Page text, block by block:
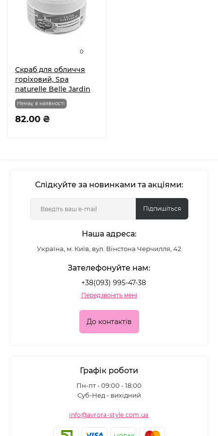
0
Скраб для обличчя
горіховий, Spa
naturelle Belle Jardin
82.00 ₴
Немає в наявності
Слідкуйте за новинками та акціями:
Підпишіться
Наша адреса:
Україна, м. Київ, вул. Вінстона Черчилля, 42
Зателефонуйте нам:
+38(093) 995-47-38
Передзвоніть мені
До контактів
Графік роботи
Пн-пт - 09:00 - 18:00
Суб-Нед - вихідний
info@avrora-style.com.ua